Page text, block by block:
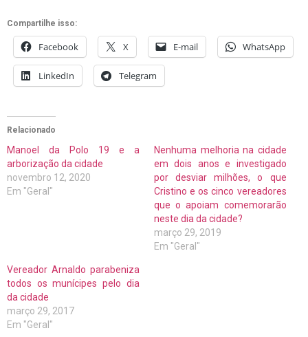
Compartilhe isso:
Facebook X E-mail WhatsApp
LinkedIn Telegram
Relacionado
Manoel da Polo 19 e a
arborização da cidade
novembro 12, 2020
Em "Geral"
Nenhuma melhoria na cidade
em dois anos e investigado
por desviar milhões, o que
Cristino e os cinco vereadores
que o apoiam comemorarão
neste dia da cidade?
março 29, 2019
Em "Geral"
Vereador Arnaldo parabeniza
todos os munícipes pelo dia
da cidade
março 29, 2017
Em "Geral"